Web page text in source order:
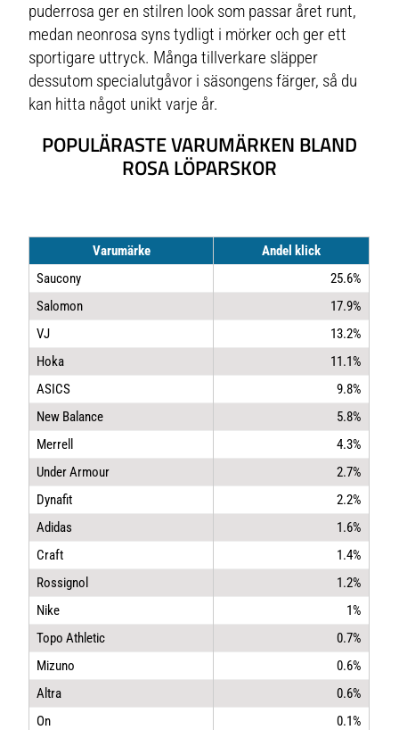
puderrosa ger en stilren look som passar året runt,
medan neonrosa syns tydligt i mörker och ger ett
sportigare uttryck. Många tillverkare släpper
dessutom specialutgåvor i säsongens färger, så du
kan hitta något unikt varje år.
POPULÄRASTE VARUMÄRKEN BLAND
ROSA LÖPARSKOR
Varumärke
Andel klick
Saucony
25.6%
Salomon
17.9%
VJ
13.2%
Hoka
11.1%
ASICS
9.8%
New Balance
5.8%
Merrell
4.3%
Under Armour
2.7%
Dynafit
2.2%
Adidas
1.6%
Craft
1.4%
Rossignol
1.2%
Nike
1%
Topo Athletic
0.7%
Mizuno
0.6%
Altra
0.6%
On
0.1%